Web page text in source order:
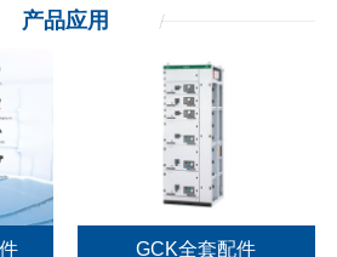
产品应用
GCK全套配件